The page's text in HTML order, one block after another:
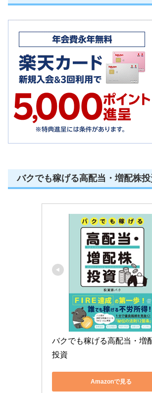
バクでも稼げる高配当・増配株
バクでも稼げる高配当・増
投資
Amazonで見る